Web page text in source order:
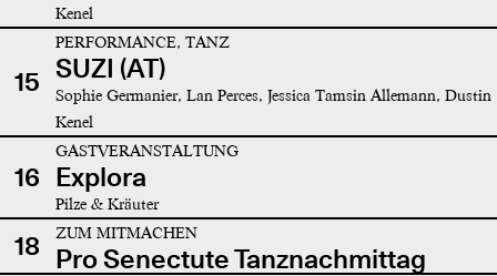
Kenel
15
PERFORMANCE, TANZ
SUZI (AT)
Sophie Germanier, Lan Perces, Jessica Tamsin Allemann, Dustin
Kenel
16
GASTVERANSTALTUNG
Explora
Pilze & Kräuter
18 ZUM MITMACHEN
Pro Senectute Tanznachmittag